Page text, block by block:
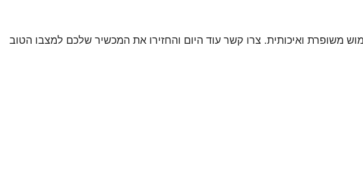
משופרת ואיכותית. צרו קשר עוד היום והחזירו את המכשיר שלכם למצבו הטוב